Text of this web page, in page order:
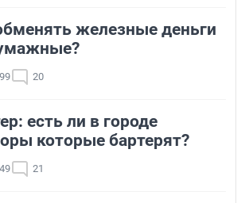
железные деньги
20
есть ли в городе
которые бартерят?
21